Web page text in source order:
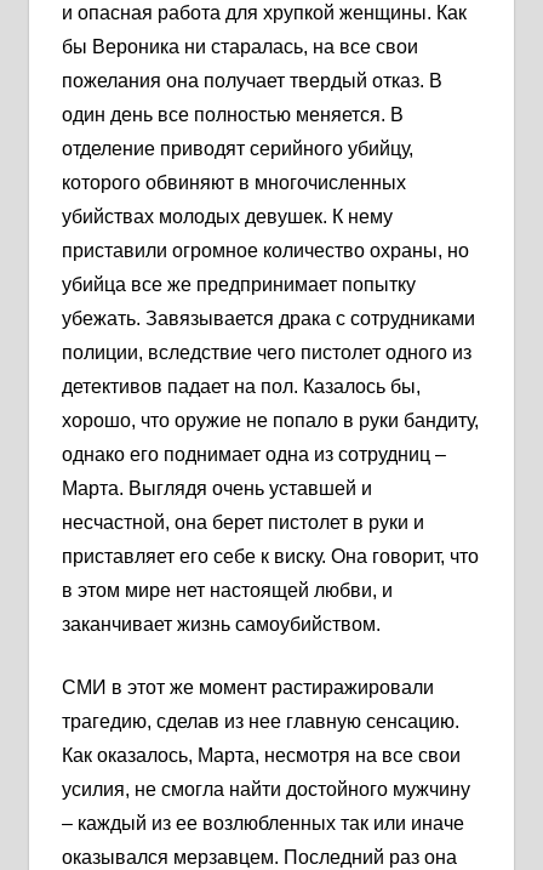
и опасная работа для хрупкой женщины. Как
бы Вероника ни старалась, на все свои
пожелания она получает твердый отказ. В
один день все полностью меняется. В
отделение приводят серийного убийцу,
которого обвиняют в многочисленных
убийствах молодых девушек. К нему
приставили огромное количество охраны, но
убийца все же предпринимает попытку
убежать. Завязывается драка с сотрудниками
полиции, вследствие чего пистолет одного из
детективов падает на пол. Казалось бы,
хорошо, что оружие не попало в руки бандиту,
однако его поднимает одна из сотрудниц –
Марта. Выглядя очень уставшей и
несчастной, она берет пистолет в руки и
приставляет его себе к виску. Она говорит, что
в этом мире нет настоящей любви, и
заканчивает жизнь самоубийством.
СМИ в этот же момент растиражировали
трагедию, сделав из нее главную сенсацию.
Как оказалось, Марта, несмотря на все свои
усилия, не смогла найти достойного мужчину
– каждый из ее возлюбленных так или иначе
оказывался мерзавцем. Последний раз она